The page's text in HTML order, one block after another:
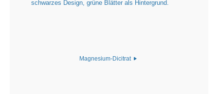
Magnesium-Dicitrat